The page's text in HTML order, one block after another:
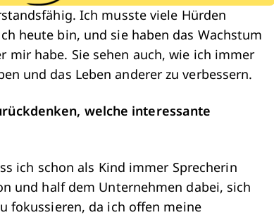
Ich musste viele Hürden
heute bin, und sie haben das Wachstum
mir habe. Sie sehen auch, wie ich immer
und das Leben anderer zu verbessern.
welche interessante
ich schon als Kind immer Sprecherin
und half dem Unternehmen dabei, sich
fokussieren, da ich offen meine